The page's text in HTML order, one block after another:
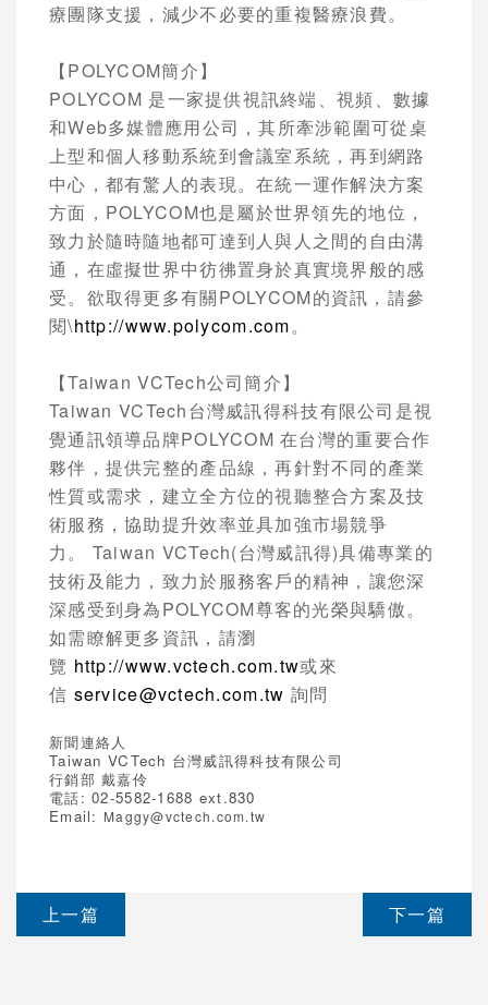
療團隊支援，減少不必要的重複醫療浪費。
【POLYCOM簡介】
POLYCOM 是一家提供視訊終端、視頻、數據
和Web多媒體應用公司，其所牽涉範圍可從桌
上型和個人移動系統到會議室系統，再到網路
中心，都有驚人的表現。在統一運作解決方案
方面， POLYCOM也是屬於世界領先的地位，
致力於隨時隨地都可達到人與人之間的自由溝
通，在虛擬世界中彷彿置身於真實境界般的感
受。欲取得更多有關POLYCOM的資訊，請參
閱\http://www.polycom.com。
【Taiwan VCTech公司簡介】
Taiwan VCTech台灣威訊得科技有限公司是視
覺通訊領導品牌POLYCOM在台灣的重要合作
夥伴，提供完整的產品線，再針對不同的產業
性質或需求，建立全方位的視聽整合方案及技
術服務，協助提升效率並具加強市場競爭
力。
Taiwan VCTech(台灣威訊得)具備專業的
技術及能力，致力於服務客戶的精神，讓您深
深感受到身為POLYCOM尊客的光榮與驕傲。
如需瞭解更多資訊，請瀏
覽 http://www.vctech.com.tw或來
信 service@vctech.com.tw 詢問
新聞連絡人
Taiwan VCTech 台灣威訊得科技有限公司
行銷部 戴嘉伶
電話: 02-5582-1688 ext.830
Email: Maggy@vctech.com.tw
上一篇 下一篇